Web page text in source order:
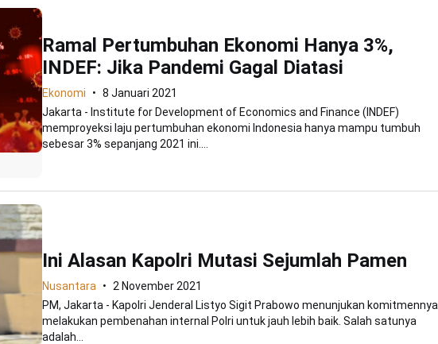
Ramal Pertumbuhan Ekonomi Hanya 3%,
INDEF: Jika Pandemi Gagal Diatasi
Ekonomi
8 Januari 2021
Jakarta - Institute for Development of Economics and Finance (INDEF)
memproyeksi laju pertumbuhan ekonomi Indonesia hanya mampu tumbuh
sebesar 3% sepanjang 2021 ini....
Ini Alasan Kapolri Mutasi Sejumlah Pamen
Nusantara
2 November 2021
PM, Jakarta - Kapolri Jenderal Listyo Sigit Prabowo menunjukan komitmennya
melakukan pembenahan internal Polri untuk jauh lebih baik. Salah satunya
adalah...